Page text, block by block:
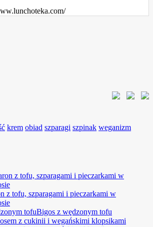
krem obiad szparagi szpinak weganizm
z tofu, szparagami i pieczarkami w
Bigos z wędzonym tofu